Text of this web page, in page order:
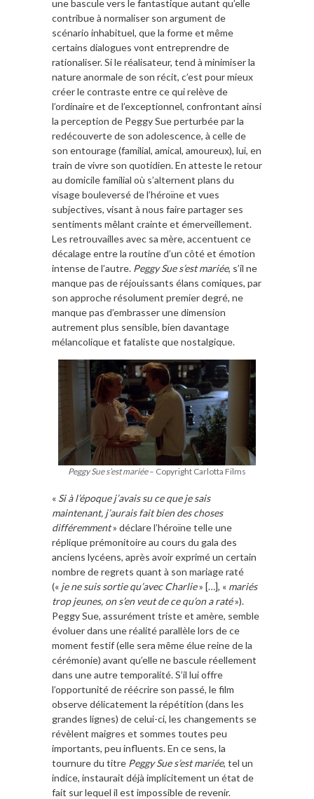
une bascule vers le fantastique autant qu’elle
contribue à normaliser son argument de
scénario inhabituel, que la forme et même
certains dialogues vont entreprendre de
rationaliser. Si le réalisateur, tend à minimiser la
nature anormale de son récit, c’est pour mieux
créer le contraste entre ce qui relève de
l’ordinaire et de l’exceptionnel, confrontant ainsi
la perception de Peggy Sue perturbée par la
redécouverte de son adolescence, à celle de
son entourage (familial, amical, amoureux), lui, en
train de vivre son quotidien. En atteste le retour
au domicile familial où s’alternent plans du
visage bouleversé de l’héroïne et vues
subjectives, visant à nous faire partager ses
sentiments mêlant crainte et émerveillement.
Les retrouvailles avec sa mère, accentuent ce
décalage entre la routine d’un côté et émotion
intense de l’autre. Peggy Sue s’est mariée, s’il ne
manque pas de réjouissants élans comiques, par
son approche résolument premier degré, ne
manque pas d’embrasser une dimension
autrement plus sensible, bien davantage
mélancolique et fataliste que nostalgique.
Peggy Sue s’est mariée– Copyright Carlotta Films
« Si à l’époque j’avais su ce que je sais
maintenant, j’aurais fait bien des choses
différemment» déclare l’héroïne telle une
réplique prémonitoire au cours du gala des
anciens lycéens, après avoir exprimé un certain
nombre de regrets quant à son mariage raté
(« je ne suis sortie qu’avec Charlie» […], « mariés
trop jeunes, on s’en veut de ce qu’on a raté»).
Peggy Sue, assurément triste et amère, semble
évoluer dans une réalité parallèle lors de ce
moment festif (elle sera même élue reine de la
cérémonie) avant qu’elle ne bascule réellement
dans une autre temporalité. S’il lui offre
l’opportunité de réécrire son passé, le film
observe délicatement la répétition (dans les
grandes lignes) de celui-ci, les changements se
révèlent maigres et sommes toutes peu
importants, peu influents. En ce sens, la
tournure du titre Peggy Sue s’est mariée, tel un
indice, instaurait déjà implicitement un état de
fait sur lequel il est impossible de revenir.